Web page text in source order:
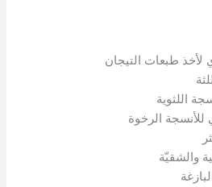
لأخذ طبعات التيجان
اللثوية
الرخوة
والشقيّة